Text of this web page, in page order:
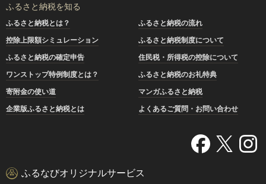
ふるさと納税を知る
ふるさと納税とは？
ふるさと納税の流れ
控除上限額シミュレーション
ふるさと納税制度について
ふるさと納税の確定申告
住民税・所得税の控除について
ワンストップ特例制度とは？
ふるさと納税のお礼特典
寄附金の使い道
マンガふるさと納税
企業版ふるさと納税とは
よくあるご質問・お問い合わせ
ふるなびオリジナルサービス